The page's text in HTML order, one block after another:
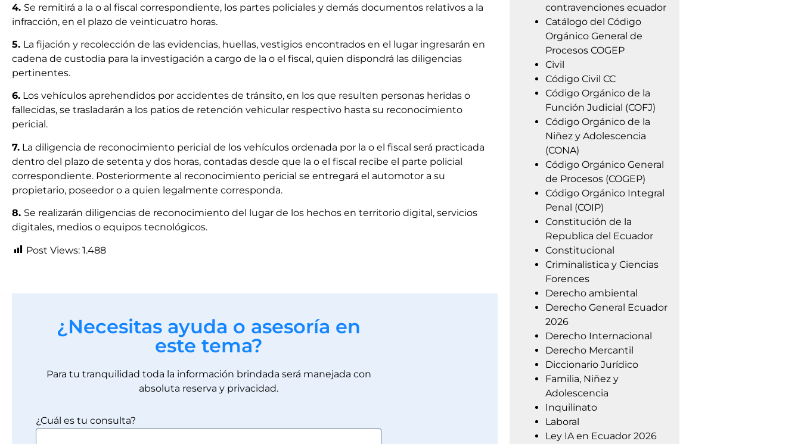
4. Se remitirá a la o al fiscal correspondiente, los partes policiales y demás documentos relativos a la
infracción, en el plazo de veinticuatro horas.
5. La fijación y recolección de las evidencias, huellas, vestigios encontrados en el lugar ingresarán en
cadena de custodia para la investigación a cargo de la o el fiscal, quien dispondrá las diligencias
pertinentes.
6. Los vehículos aprehendidos por accidentes de tránsito, en los que resulten personas heridas o
fallecidas, se trasladarán a los patios de retención vehicular respectivo hasta su reconocimiento
pericial.
7. La diligencia de reconocimiento pericial de los vehículos ordenada por la o el fiscal será practicada
dentro del plazo de setenta y dos horas, contadas desde que la o el fiscal recibe el parte policial
correspondiente. Posteriormente al reconocimiento pericial se entregará el automotor a su
propietario, poseedor o a quien legalmente corresponda.
8. Se realizarán diligencias de reconocimiento del lugar de los hechos en territorio digital, servicios
digitales, medios o equipos tecnológicos.
Post Views: 1.488
¿Necesitas ayuda o asesoría en
este tema?
Para tu tranquilidad toda la información brindada será manejada con
absoluta reserva y privacidad.
¿Cuál es tu consulta?
contravenciones ecuador
Catálogo del Código
Orgánico General de
Procesos COGEP
Civil
Código Civil CC
Código Orgánico de la
Función Judicial (COFJ)
Código Orgánico de la
Niñez y Adolescencia
(CONA)
Código Orgánico General
de Procesos (COGEP)
Código Orgánico Integral
Penal (COIP)
Constitución de la
Republica del Ecuador
Constitucional
Criminalistica y Ciencias
Forences
Derecho ambiental
Derecho General Ecuador
2026
Derecho Internacional
Derecho Mercantil
Diccionario Jurídico
Familia, Niñez y
Adolescencia
Inquilinato
Laboral
Ley IA en Ecuador 2026